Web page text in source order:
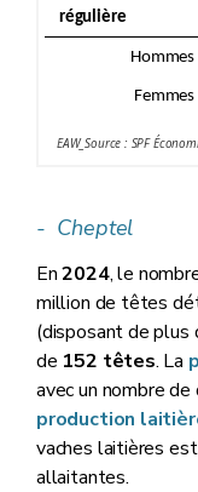
régulière
Hommes
Femmes
EAW_Source : SPF
- Cheptel
En2024, le
million de têtes
(disposant de plus
de 152 têtes. La
avec un nombre
production
vaches laitières
allaitantes.